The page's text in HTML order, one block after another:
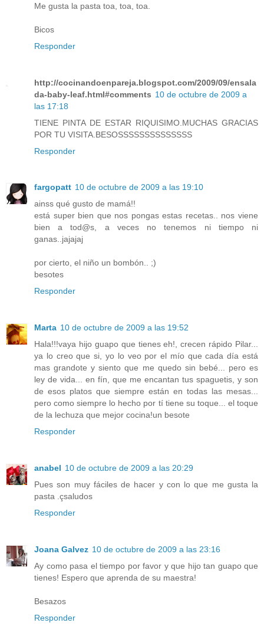
Me gusta la pasta toa, toa, toa.
Bicos
Responder
http://cocinandoenpareja.blogspot.com/2009/09/ensala
da-baby-leaf.html#comments 10 de octubre de 2009 a
las 17:18
TIENE PINTA DE ESTAR RIQUISIMO.MUCHAS GRACIAS
POR TU VISITA.BESOSSSSSSSSSSSSSS
Responder
fargopatt 10 de octubre de 2009 a las 19:10
ainss qué gusto de mamá!!
está super bien que nos pongas estas recetas.. nos viene
bien a tod@s, a veces no tenemos ni tiempo ni
ganas..jajajaj
por cierto, el niño un bombón.. ;)
besotes
Responder
Marta 10 de octubre de 2009 a las 19:52
Hala!!!vaya hijo guapo que tienes eh!, crecen rápido Pilar...
ya lo creo que si, yo lo veo por el mío que cada día está
mas grandote y siento que me quedo sin bebé... pero es
ley de vida... en fín, que me encantan tus spaguetis, y son
de esos platos que siempre están en todas las mesas...
pero como siempre lo hecho por tí tiene su toque... el toque
de la lechuza que mejor cocina!un besote
Responder
anabel 10 de octubre de 2009 a las 20:29
Pues son muy fáciles de hacer y con lo que me gusta la
pasta .çsaludos
Responder
Joana Galvez 10 de octubre de 2009 a las 23:16
Ay como pasa el tiempo por favor y que hijo tan guapo que
tienes! Espero que aprenda de su maestra!
Besazos
Responder